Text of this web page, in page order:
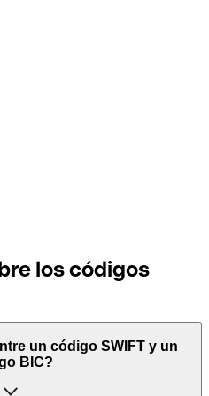
los códigos
un código SWIFT y un
BIC?